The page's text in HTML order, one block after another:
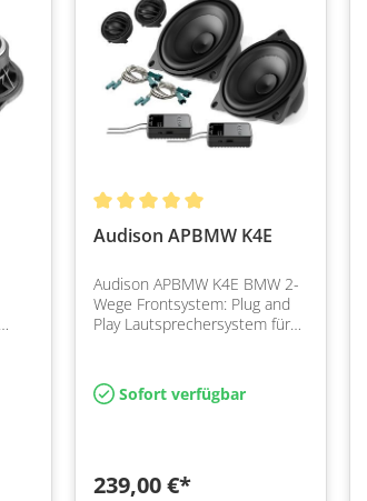
Audison APBMW K4E
Audison APBMW K4E BMW 2-
Wege Frontsystem: Plug and
Play Lautsprechersystem für
Sofort verfügbar
239,00 €*